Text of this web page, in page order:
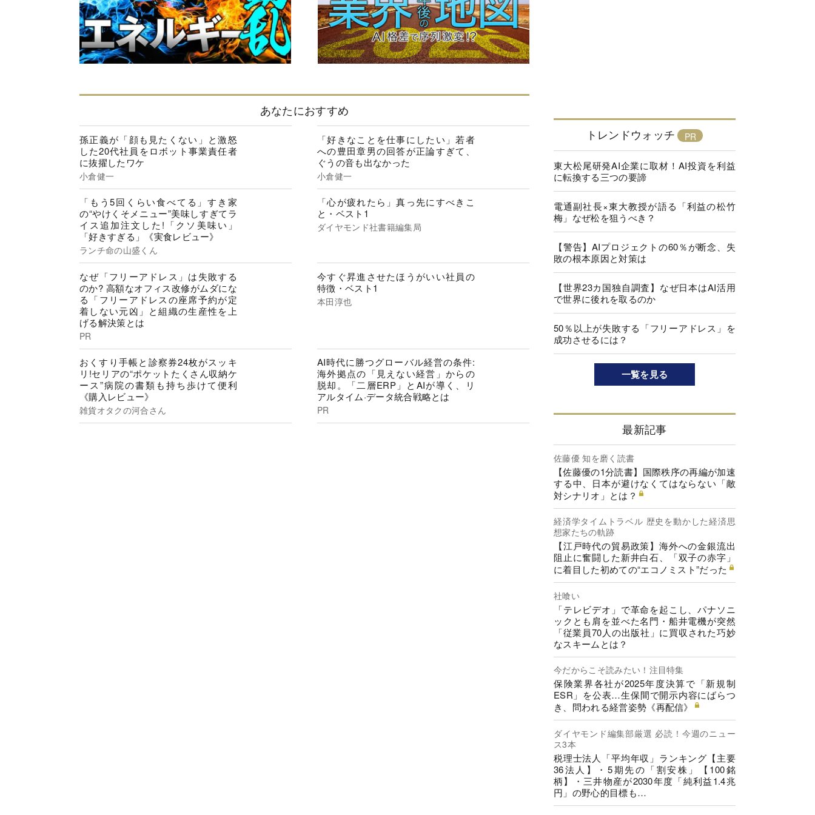
あなたにおすすめ
孫正義が「顔も見たくない」と激怒
した20代社員をロボット事業責任者
に抜擢したワケ
小倉健一
「好きなことを仕事にしたい」若者
への豊田章男の回答が正論すぎて、
ぐうの音も出なかった
小倉健一
「もう5回くらい食べてる」すき家
の“やけくそメニュー”美味しすぎてラ
イス追加注文した!「クソ美味い」
「好きすぎる」《実食レビュー》
ランチ命の山盛くん
「心が疲れたら」真っ先にすべきこ
と・ベスト1
ダイヤモンド社書籍編集局
なぜ「フリーアドレス」は失敗する
のか? 高額なオフィス改修がムダにな
る「フリーアドレスの座席予約が定
着しない元凶」と組織の生産性を上
げる解決策とは
PR
今すぐ昇進させたほうがいい社員の
特徴・ベスト1
本田淳也
おくすり手帳と診察券24枚がスッキ
リ!セリアの“ポケットたくさん収納ケ
ース”病院の書類も持ち歩けて便利
《購入レビュー》
雑貨オタクの河合さん
AI時代に勝つグローバル経営の条件:
海外拠点の「見えない経営」からの
脱却。「二層ERP」とAIが導く、リ
アルタイム·データ統合戦略とは
PR
トレンドウォッチ
東大松尾研発AI企業に取材！AI投資を利益
に転換する三つの要諦
電通副社長×東大教授が語る「利益の松竹
梅」なぜ松を狙うべき？
【警告】AIプロジェクトの60％が断念、失
敗の根本原因と対策は
【世界23カ国独自調査】なぜ日本はAI活用
で世界に後れを取るのか
50％以上が失敗する「フリーアドレス」を
成功させるには？
一覧を見る
最新記事
佐藤優 知を磨く読書
【佐藤優の1分読書】国際秩序の再編が加速
する中、日本が避けなくてはならない「敵
対シナリオ」とは？
経済学タイムトラベル 歴史を動かした経済思
想家たちの軌跡
【江戸時代の貿易政策】海外への金銀流出
阻止に奮闘した新井白石、「双子の赤字」
に着目した初めての“エコノミスト”だった
社喰い
「テレビデオ」で革命を起こし、パナソニ
ックとも肩を並べた名門・船井電機が突然
「従業員70人の出版社」に買収された巧妙
なスキームとは？
今だからこそ読みたい！注目特集
保険業界各社が2025年度決算で「新規制
ESR」を公表…生保間で開示内容にばらつ
き、問われる経営姿勢《再配信》
ダイヤモンド編集部厳選 必読！今週のニュー
ス3本
税理士法人「平均年収」ランキング【主要
36法人】・5期先の「割安株」【100銘
柄】・三井物産が2030年度「純利益1.4兆
円」の野心的目標も…